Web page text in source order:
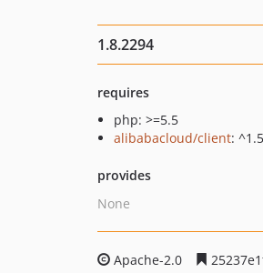
1.8.2294
requires
php: >=5.5
alibabacloud/client: ^1.5
provides
None
Apache-2.0